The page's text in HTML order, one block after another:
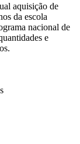
aquisição de
da escola
nacional de
e